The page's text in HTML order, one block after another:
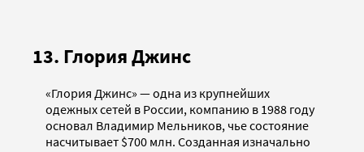
13. Глория Джинс
«Глория Джинс» — одна из крупнейших
одежных сетей в России, компанию в 1988 году
основал Владимир Мельников, чье состояние
насчитывает $700 млн. Созданная изначально